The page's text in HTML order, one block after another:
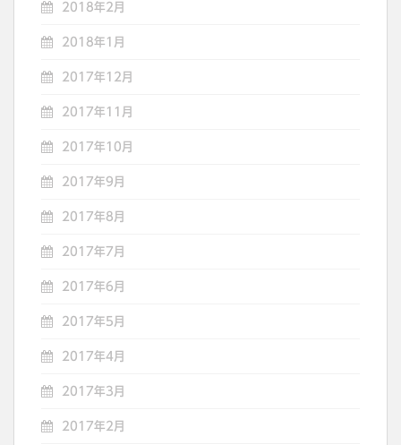
2018年2月
2018年1月
2017年12月
2017年11月
2017年10月
2017年9月
2017年8月
2017年7月
2017年6月
2017年5月
2017年4月
2017年3月
2017年2月